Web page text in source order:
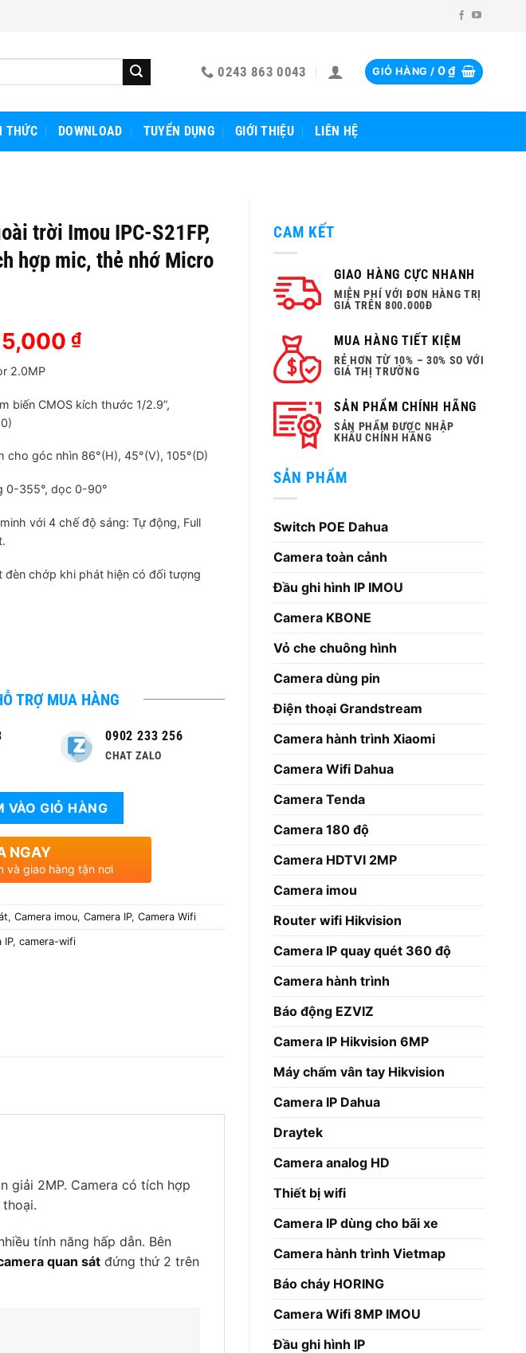
0243 863 0043 GIỎ HÀNG / 0₫
THỨC DOWNLOAD TUYỂN DỤNG GIỚI THIỆU LIÊN HỆ
CAM KẾT
GIAO HÀNG CỰC NHANH
MIỄN PHÍ VỚI ĐƠN HÀNG TRỊ
GIÁ TRÊN 800.000Đ
MUA HÀNG TIẾT KIỆM
RẺ HƠN TỪ 10% – 30% SO VỚI
GIÁ THỊ TRƯỜNG
SẢN PHẨM CHÍNH HÃNG
SẢN PHẨM ĐƯỢC NHẬP
KHẨU CHÍNH HÃNG
SẢN PHẨM
Switch POE Dahua
Camera toàn cảnh
Đầu ghi hình IP IMOU
Camera KBONE
Vỏ che chuông hình
Camera dùng pin
Điện thoại Grandstream
Camera hành trình Xiaomi
Camera Wifi Dahua
Camera Tenda
Camera 180 độ
Camera HDTVI 2MP
Camera imou
Router wifi Hikvision
Camera IP quay quét 360 độ
Camera hành trình
Báo động EZVIZ
Camera IP Hikvision 6MP
Máy chấm vân tay Hikvision
Camera IP Dahua
Draytek
Camera analog HD
Thiết bị wifi
Camera IP dùng cho bãi xe
Camera hành trình Vietmap
Báo cháy HORING
Camera Wifi 8MP IMOU
Đầu ghi hình IP
trời Imou IPC-S21FP,
hợp mic, thẻ nhớ Micro
₫.
₫Giá
là:
915,000 ₫.
2.0MP
biến CMOS kích thước 1/2.9”,
cho góc nhìn 86°(H), 45°(V), 105°(D)
0-355°, dọc 0-90°
với 4 chế độ sáng: Tự động, Full
đèn chớp khi phát hiện có đối tượng
TRỢ MUA HÀNG
0902 233 256
CHAT ZALO
VÀO GIỎ HÀNG
NGAY
và giao hàng tận nơi
, Camera imou, Camera IP, Camera Wifi
IP, camera-wifi
giải 2MP. Camera có tích hợp
tính năng hấp dẫn. Bên
quan sát đứng thứ 2 trên